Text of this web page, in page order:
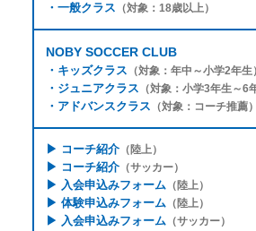
・ 一般クラス （対象：18歳以上）
NOBY SOCCER CLUB
・ キッズクラス （対象：年中～小学2年生）
・ ジュニアクラス （対象：小学3年生～6
・ アドバンスクラス （対象：コーチ推薦）
▶ コーチ紹介（陸上）
▶ コーチ紹介（サッカー）
▶ 入会申込みフォーム（陸上）
▶ 体験申込みフォーム（陸上）
▶ 入会申込みフォーム（サッカー）